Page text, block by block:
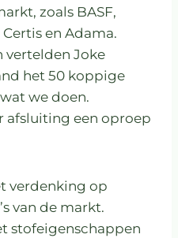
zoals BASF,
en Adama.
vertelden Joke
het 50 koppige
we doen.
afsluiting een oproep
verdenking op
van de markt.
stofeigenschappen